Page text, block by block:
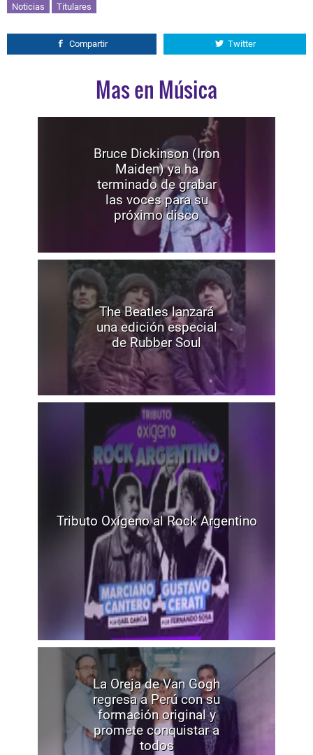
Noticias Titulares
Compartir Twitter
Mas en Música
Bruce Dickinson (Iron
Maiden) ya ha
terminado de grabar
las voces para su
próximo disco
The Beatles lanzará
una edición especial
de Rubber Soul
Tributo Oxígeno al Rock Argentino
La Oreja de Van Gogh
regresa a Perú con su
formación original y
promete conquistar a
todos